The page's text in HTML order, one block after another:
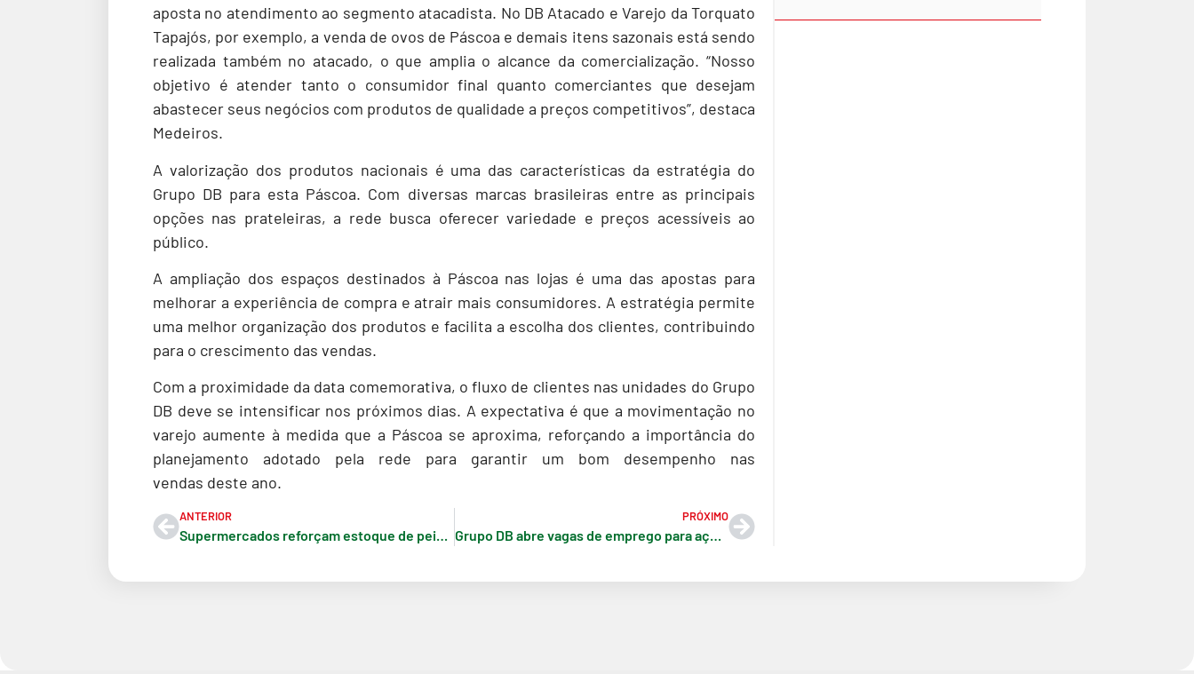
aposta no atendimento ao segmento atacadista. No DB Atacado e Varejo da Torquato
Tapajós, por exemplo, a venda de ovos de Páscoa e demais itens sazonais está sendo
realizada também no atacado, o que amplia o alcance da comercialização. “Nosso
objetivo é atender tanto o consumidor final quanto comerciantes que desejam
abastecer seus negócios com produtos de qualidade a preços competitivos”, destaca
Medeiros.
A valorização dos produtos nacionais é uma das características da estratégia do
Grupo DB para esta Páscoa. Com diversas marcas brasileiras entre as principais
opções nas prateleiras, a rede busca oferecer variedade e preços acessíveis ao
público.
A ampliação dos espaços destinados à Páscoa nas lojas é uma das apostas para
melhorar a experiência de compra e atrair mais consumidores. A estratégia permite
uma melhor organização dos produtos e facilita a escolha dos clientes, contribuindo
para o crescimento das vendas.
Com a proximidade da data comemorativa, o fluxo de clientes nas unidades do Grupo
DB deve se intensificar nos próximos dias. A expectativa é que a movimentação no
varejo aumente à medida que a Páscoa se aproxima, reforçando a importância do
planejamento adotado pela rede para garantir um bom desempenho nas
vendas deste ano.
ANTERIOR
Supermercados reforçam estoque de peixes e produtos para a Quaresma e Páscoa
PRÓXIMO
Grupo DB abre vagas de emprego para açougue, peixaria e PCDs em Manaus